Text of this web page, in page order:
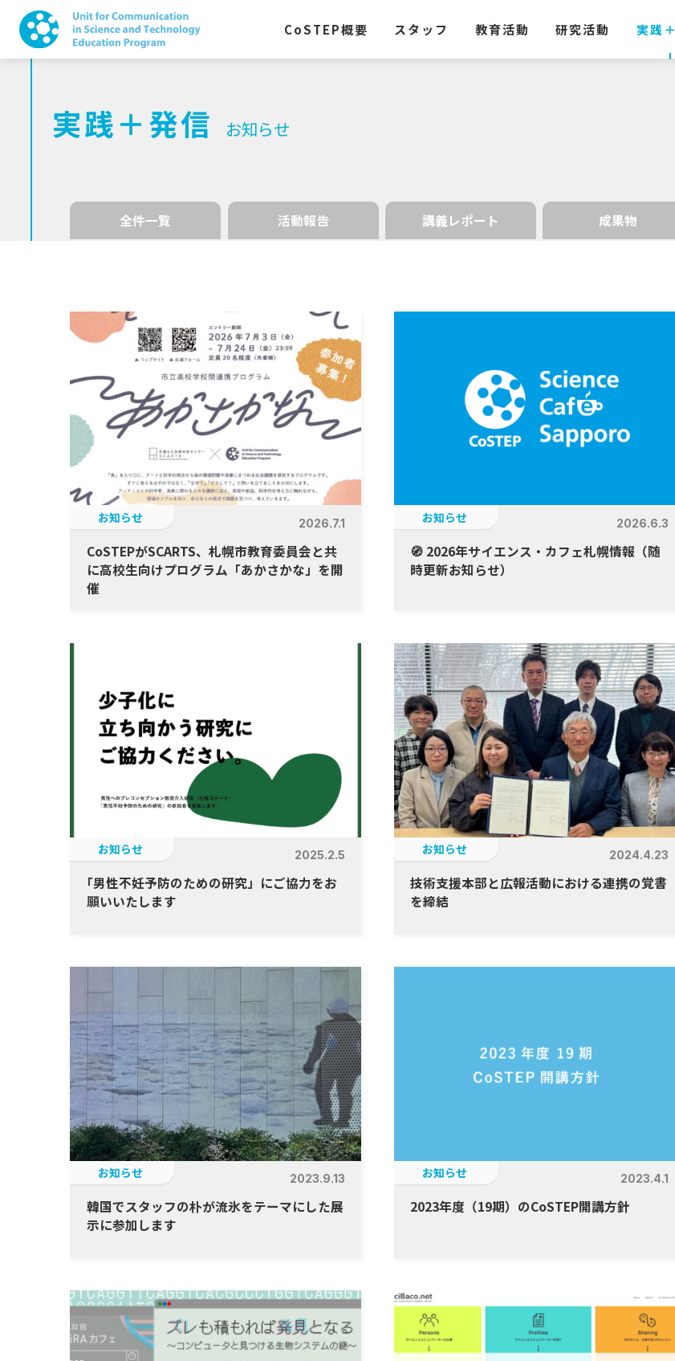
CoSTEP概要 スタッフ 教育活動 研究活動 実践＋
実践＋発信 お知らせ
全件一覧 活動報告 講義レポート 成果物
お知らせ 2026.7.1
CoSTEPがSCARTS、札幌市教育委員会と共
に高校生向けプログラム「あかさかな」を開
催
お知らせ 2026.6.3
🧭 2026年サイエンス・カフェ札幌情報（随
時更新お知らせ）
お知らせ 2025.2.5
「男性不妊予防のための研究」にご協力をお
願いいたします
お知らせ 2024.4.23
技術支援本部と広報活動における連携の覚書
を締結
お知らせ 2023.9.13
韓国でスタッフの朴が流氷をテーマにした展
示に参加します
お知らせ 2023.4.1
2023年度（19期）のCoSTEP開講方針